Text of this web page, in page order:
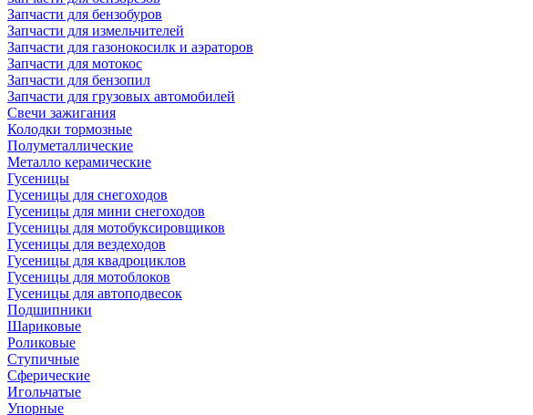
Запчасти для бензобуров
Запчасти для измельчителей
Запчасти для газонокосилк и аэраторов
Запчасти для мотокос
Запчасти для бензопил
Запчасти для грузовых автомобилей
Свечи зажигания
Колодки тормозные
Полуметаллические
Металло керамические
Гусеницы
Гусеницы для снегоходов
Гусеницы для мини снегоходов
Гусеницы для мотобуксировщиков
Гусеницы для вездеходов
Гусеницы для квадроциклов
Гусеницы для мотоблоков
Гусеницы для автоподвесок
Подшипники
Шариковые
Роликовые
Ступичные
Сферические
Игольчатые
Упорные